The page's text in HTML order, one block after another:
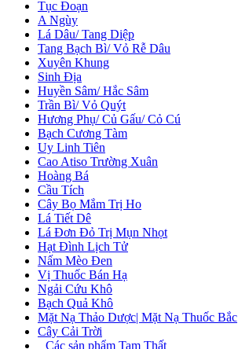
Tục Đoạn
A Ngùy
Lá Dâu/ Tang Diệp
Tang Bạch Bì/ Vỏ Rễ Dâu
Xuyên Khung
Sinh Địa
Huyền Sâm/ Hắc Sâm
Trần Bì/ Vỏ Quýt
Hương Phụ/ Củ Gấu/ Cỏ Cú
Bạch Cương Tàm
Uy Linh Tiên
Cao Atiso Trường Xuân
Hoàng Bá
Cầu Tích
Cây Bọ Mắm Trị Ho
Lá Tiết Dê
Lá Đơn Đỏ Trị Mụn Nhọt
Hạt Đình Lịch Tử
Nấm Mèo Đen
Vị Thuốc Bán Hạ
Ngải Cứu Khô
Bạch Quả Khô
Mặt Nạ Thảo Dược| Mặt Nạ Thuốc Bắc
Cây Cải Trời
Các sản phẩm Tam Thất